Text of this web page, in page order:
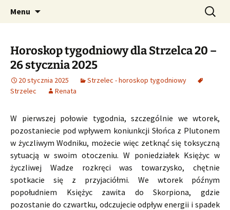
CzaroMarowy horoskop
dzienny, miesięczny i
tygodniowy
Profesjonalne przepowiednie astrologiczne
Menu Szukaj:
Horoskop tygodniowy dla Strzelca 20 –
26 stycznia 2025
20 stycznia 2025
Strzelec - horoskop tygodniowy
Strzelec
Renata
W pierwszej połowie tygodnia, szczególnie we wtorek,
pozostaniecie pod wpływem koniunkcji Słońca z Plutonem
w życzliwym Wodniku, możecie więc zetknąć się toksyczną
sytuacją w swoim otoczeniu. W poniedziałek Księżyc w
życzliwej Wadze rozkręci was towarzysko, chętnie
spotkacie się z przyjaciółmi. We wtorek późnym
popołudniem Księżyc zawita do Skorpiona, gdzie
pozostanie do czwartku, odczujecie odpływ energii i spadek